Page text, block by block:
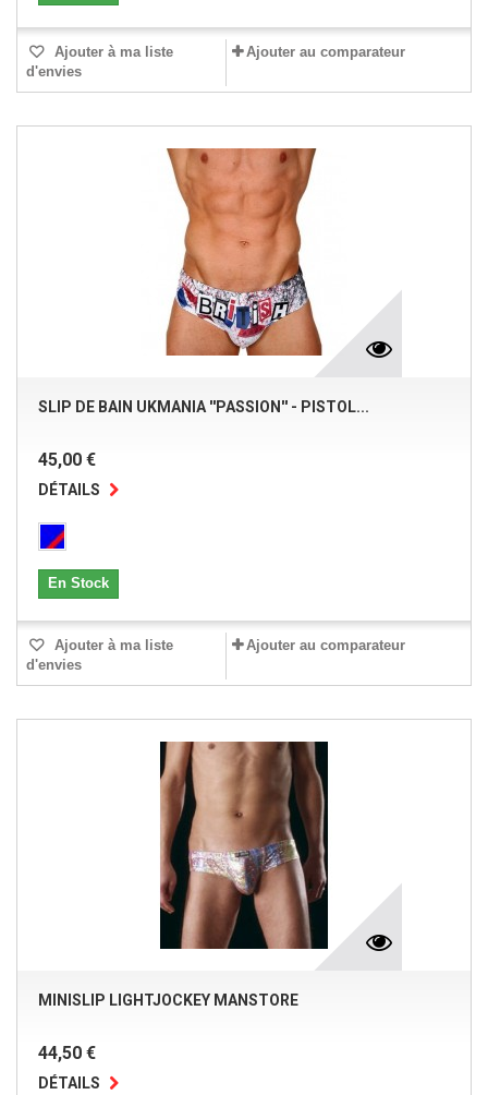
Ajouter à ma liste
d'envies
Ajouter au comparateur
SLIP DE BAIN UKMANIA ''PASSION'' - PISTOL...
45,00 €
DÉTAILS
En Stock
Ajouter à ma liste
d'envies
Ajouter au comparateur
MINISLIP LIGHTJOCKEY MANSTORE
44,50 €
DÉTAILS